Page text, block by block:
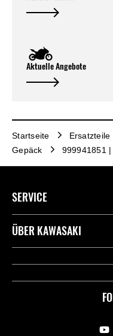
Aktuelle Angebote
Startseite
Gepäck
999941851
SERVICE
Kontaktiere uns
ÜBER KAWASAKI
Kawasaki